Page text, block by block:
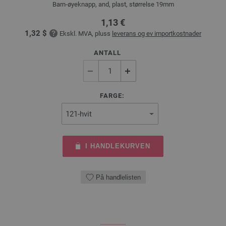
Barn-øyeknapp, and, plast, størrelse 19mm
1,13 €
1,32 $ Ekskl. MVA, pluss leverans og ev importkostnader
ANTALL
FARGE:
I HANDLEKURVEN
På handlelisten